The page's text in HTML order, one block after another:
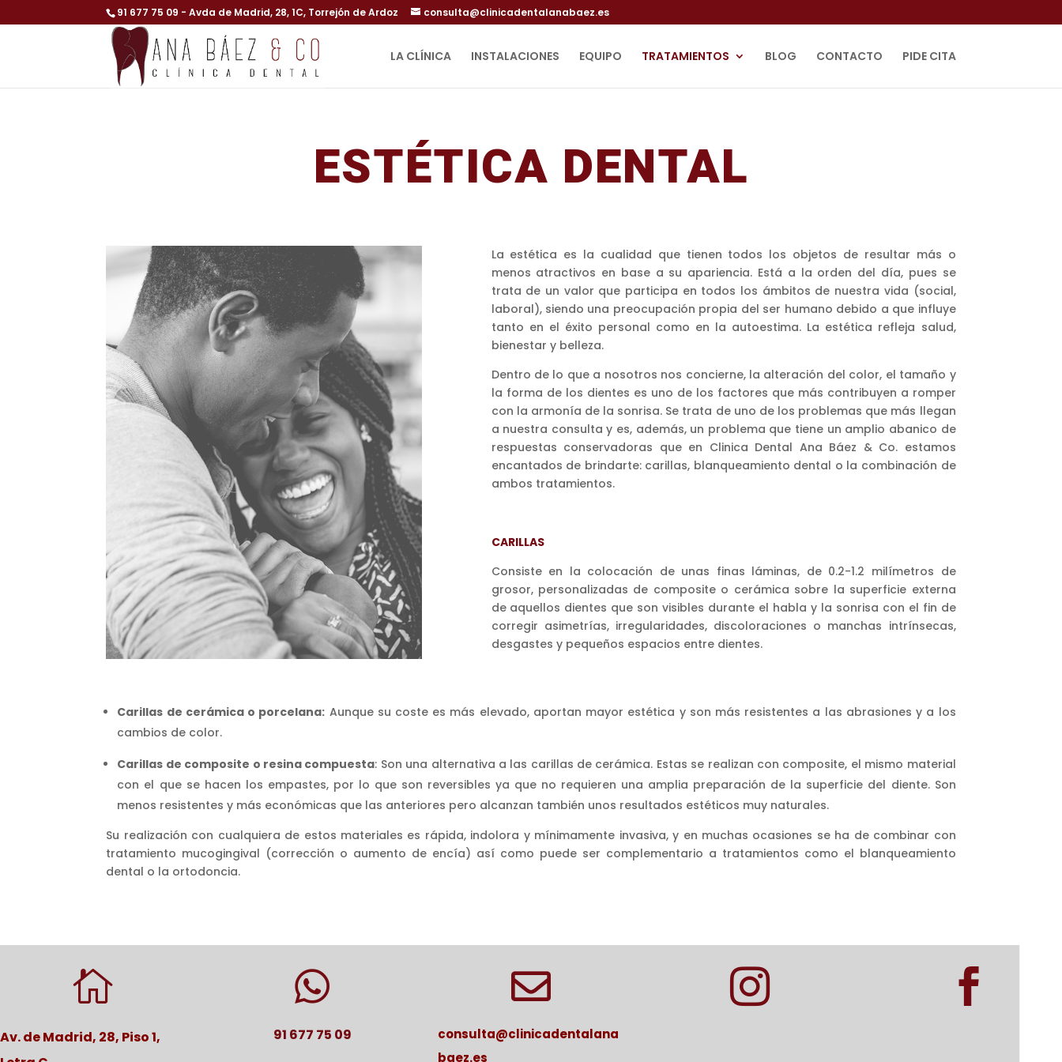
91 677 75 09 - Avda de Madrid, 28, 1C, Torrejón de Ardoz consulta@clinicadentalanabaez.es
LA CLÍNICA INSTALACIONES EQUIPO TRATAMIENTOS BLOG CONTACTO PIDE CITA
ESTÉTICA DENTAL
La estética es la cualidad que tienen todos los objetos de resultar más o
menos atractivos en base a su apariencia. Está a la orden del día, pues se
trata de un valor que participa en todos los ámbitos de nuestra vida (social,
laboral), siendo una preocupación propia del ser humano debido a que influye
tanto en el éxito personal como en la autoestima. La estética refleja salud,
bienestar y belleza.
Dentro de lo que a nosotros nos concierne, la alteración del color, el tamaño y
la forma de los dientes es uno de los factores que más contribuyen a romper
con la armonía de la sonrisa. Se trata de uno de los problemas que más llegan
a nuestra consulta y es, además, un problema que tiene un amplio abanico de
respuestas conservadoras que en Clinica Dental Ana Báez & Co. estamos
encantados de brindarte: carillas, blanqueamiento dental o la combinación de
ambos tratamientos.
CARILLAS
Consiste en la colocación de unas finas láminas, de 0.2-1.2 milímetros de
grosor, personalizadas de composite o cerámica sobre la superficie externa
de aquellos dientes que son visibles durante el habla y la sonrisa con el fin de
corregir asimetrías, irregularidades, discoloraciones o manchas intrínsecas,
desgastes y pequeños espacios entre dientes.
Carillas de cerámica o porcelana: Aunque su coste es más elevado, aportan mayor estética y son más resistentes a las abrasiones y a los
cambios de color.
Carillas de composite o resina compuesta: Son una alternativa a las carillas de cerámica. Estas se realizan con composite, el mismo material
con el que se hacen los empastes, por lo que son reversibles ya que no requieren una amplia preparación de la superficie del diente. Son
menos resistentes y más económicas que las anteriores pero alcanzan también unos resultados estéticos muy naturales.
Su realización con cualquiera de estos materiales es rápida, indolora y mínimamente invasiva, y en muchas ocasiones se ha de combinar con
tratamiento mucogingival (corrección o aumento de encía) así como puede ser complementario a tratamientos como el blanqueamiento
dental o la ortodoncia.

Av. de Madrid, 28, Piso 1,

91 677 75 09

consulta@clinicadentalana
baez.es
 